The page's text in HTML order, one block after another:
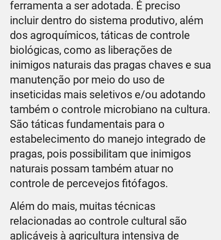
ferramenta a ser adotada. É preciso
incluir dentro do sistema produtivo, além
dos agroquímicos, táticas de controle
biológicas, como as liberações de
inimigos naturais das pragas chaves e sua
manutenção por meio do uso de
inseticidas mais seletivos e/ou adotando
também o controle microbiano na cultura.
São táticas fundamentais para o
estabelecimento do manejo integrado de
pragas, pois possibilitam que inimigos
naturais possam também atuar no
controle de percevejos fitófagos.
Além do mais, muitas técnicas
relacionadas ao controle cultural são
aplicáveis à agricultura intensiva de